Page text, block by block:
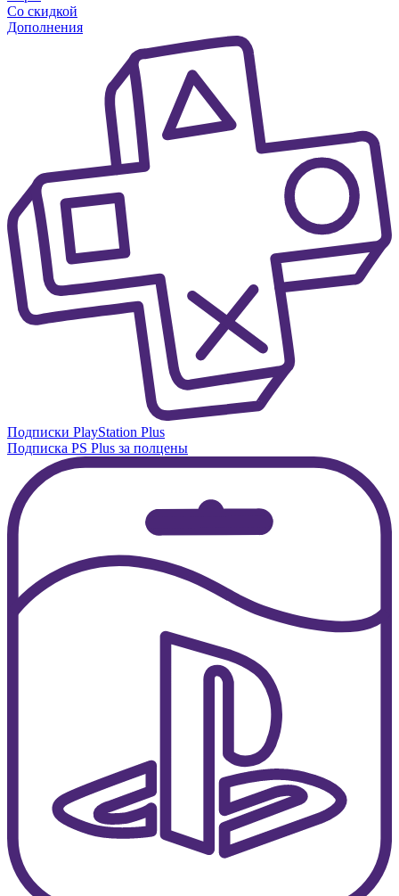
Со скидкой
Дополнения
Подписки PlayStation Plus
Подписка PS Plus за полцены